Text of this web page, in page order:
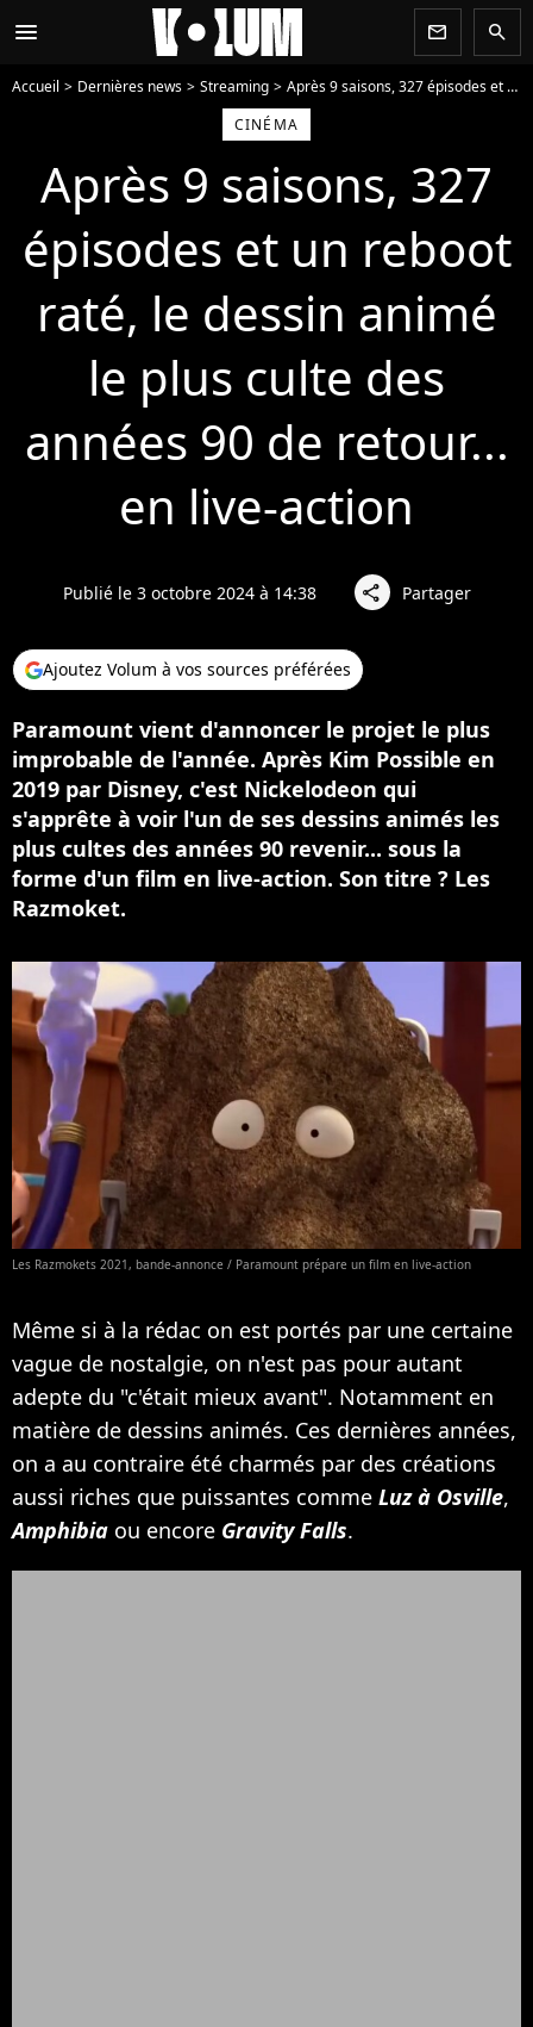
menu newsletter search
Accueil Dernières news Streaming
Après 9 saisons, 327 épisodes et un reboot raté, le dessin animé le plus culte des années 90 de retour... en live-action
CINÉMA
Après 9 saisons, 327
épisodes et un reboot
raté, le dessin animé
le plus culte des
années 90 de retour...
en live-action
Publié le 3 octobre 2024 à 14:38 share Partager
Ajoutez Volum à vos sources préférées
Paramount vient d'annoncer le projet le plus
improbable de l'année. Après Kim Possible en
2019 par Disney, c'est Nickelodeon qui
s'apprête à voir l'un de ses dessins animés les
plus cultes des années 90 revenir... sous la
forme d'un film en live-action. Son titre ? Les
Razmoket.
Les Razmokets 2021, bande-annonce / Paramount prépare un film en live-action
Même si à la rédac on est portés par une certaine
vague de nostalgie, on n'est pas pour autant
adepte du "c'était mieux avant". Notamment en
matière de dessins animés. Ces dernières années,
on a au contraire été charmés par des créations
aussi riches que puissantes comme Luz à Osville,
Amphibia ou encore Gravity Falls.